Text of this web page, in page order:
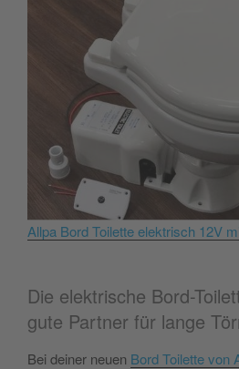
Allpa Bord Toilette elektrisch 12V
Die elektrische Bord-
gute Partner für lange
Bei deiner neuen Bord Toilette von